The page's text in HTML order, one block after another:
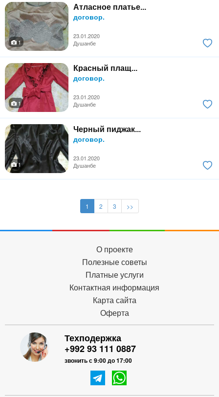
Атласное платье...
договор.
23.01.2020
1
Душанбе
Красный плащ...
договор.
23.01.2020
1
Душанбе
Черный пиджак...
договор.
23.01.2020
1
Душанбе
1 2 3 >>
О проекте
Полезные советы
Платные услуги
Контактная информация
Карта сайта
Оферта
Техподержка
+992 93 111 0887
звонить с 9:00 до 17:00